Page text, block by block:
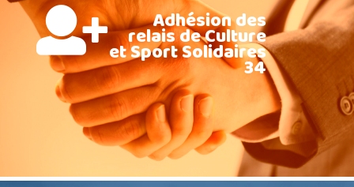
Adhésion des
relais de Culture
et Sport Solidaires
34